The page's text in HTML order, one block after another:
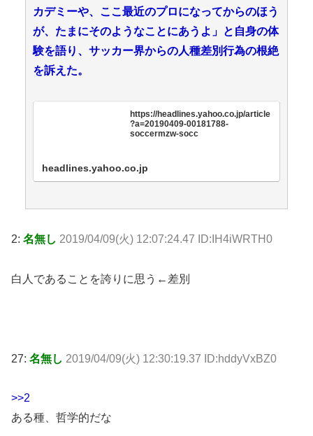
カデミーや、ここ最近のプロになってからのほう
が、たまにそのようなことにあうよ」と自身の体
験を語り、サッカー界からの人種差別行為の根絶
を訴えた。
https://headlines.yahoo.co.jp/article
?a=20190409-00181788-
soccermzw-socc
headlines.yahoo.co.jp
2: 名無し 2019/04/09(火) 12:07:24.47 ID:IH4iWRTH0
白人であることを誇りに思う←差別
27: 名無し 2019/04/09(火) 12:30:19.37 ID:hddyVxBZ0
>>2
ある種、哲学的だな